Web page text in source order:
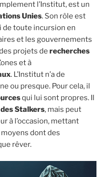
l’Institut, est un
Unies. Son rôle est
de toute incursion en
et les gouvernements
projets de recherches
et à
. L’Institut n’a de
ou presque. Pour cela, il
qui lui sont propres. Il
Stalkers, mais peut
à l’occasion, mettant
dont des
rêver.